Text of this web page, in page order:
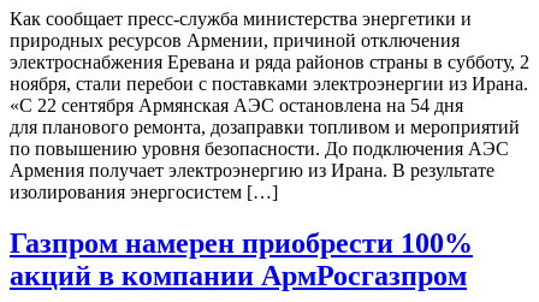
Как сообщает пресс-служба министерства энергетики и
природных ресурсов Армении, причиной отключения
электроснабжения Еревана и ряда районов страны в субботу, 2
ноября, стали перебои с поставками электроэнергии из Ирана.
«С 22 сентября Армянская АЭС остановлена на 54 дня
для планового ремонта, дозаправки топливом и мероприятий
по повышению уровня безопасности. До подключения АЭС
Армения получает электроэнергию из Ирана. В результате
изолирования энергосистем […]
Газпром намерен приобрести 100%
акций в компании АрмРосгазпром